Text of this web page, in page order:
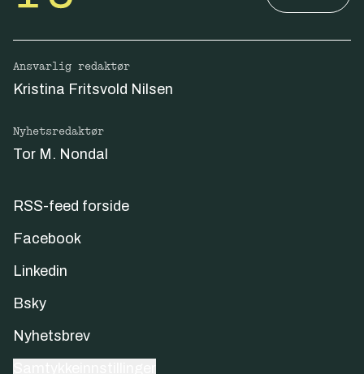
Ansvarlig redaktør
Kristina Fritsvold Nilsen
Nyhetsredaktør
Tor M. Nondal
RSS-feed forside
Facebook
Linkedin
Bsky
Nyhetsbrev